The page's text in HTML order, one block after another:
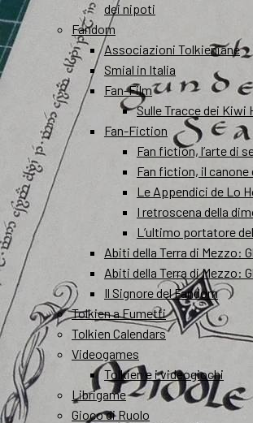
dei nipoti
Fandom
Associazioni Tolkieniane
Smial in Italia
Fan-Film
Sulle Tracce dei Kiwi
Fan-Fiction
Fan fiction, l’arte di
Fan fiction, il canone
Le Appendici de Lo
I retroscena della
L’ultimo portatore
Abiti della Terra di Mezzo:
Abiti della Terra di Mezzo:
Il Signore del Fandom
Tolkien a Fumetti
Tolkien Calendars
Videogames
Tolkien e i videogiochi
Librigame
Gioco di Ruolo